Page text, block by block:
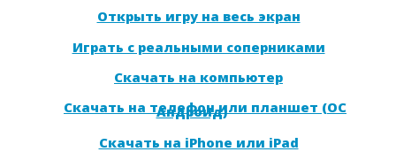
Открыть игру на весь экран
Играть с реальными соперниками
Скачать на компьютер
Скачать на телефон или планшет (ОС
Андроид)
Скачать на iPhone или iPad